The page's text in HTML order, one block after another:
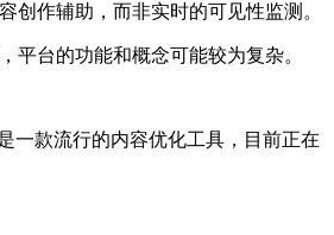
作辅助，而非实时的可见性监测。
台的功能和概念可能较为复杂。
款流行的内容优化工具，目前正在